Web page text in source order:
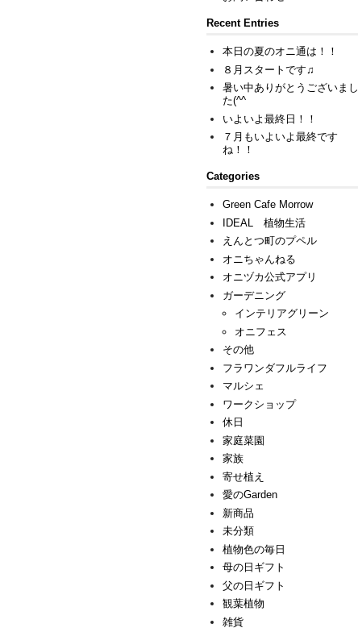
Recent Entries
本日の夏のオニ通は！！
８月スタートです♫
暑い中ありがとうございまし
た(^^ゞ
いよいよ最終日！！
７月もいよいよ最終です
ね！！
Categories
Green Cafe Morrow
IDEAL 植物生活
えんとつ町のプペル
オニちゃんねる
オニヅカ公式アプリ
ガーデニング
インテリアグリーン
オニフェス
その他
フラワンダフルライフ
マルシェ
ワークショップ
休日
家庭菜園
家族
寄せ植え
愛のGarden
新商品
未分類
植物色の毎日
母の日ギフト
父の日ギフト
観葉植物
雑貨